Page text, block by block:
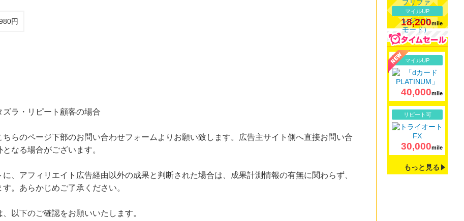
円
ラ・リピート顧客の場合
らのページ下部のお問い合わせフォームよりお願い致します。広告主サイト側へ直接お問い合
なる場合がございます。
、アフィリエイト広告経由以外の成果と判断された場合は、成果計測情報の有無に関わらず、
。あらかじめご了承ください。
以下のご確認をお願いいたします。
マイルUP
18,200mile
マイルUP
40,000mile
リピート可
30,000mile
もっと見る